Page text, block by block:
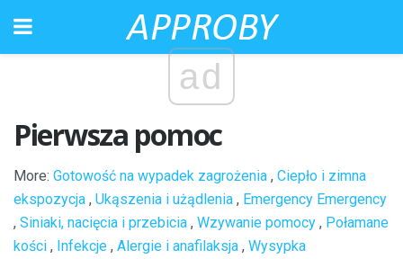
ad
Pierwsza pomoc
More: Gotowość na wypadek zagrożenia , Ciepło i zimna
ekspozycja , Ukąszenia i użądlenia , Emergency Emergency
, Siniaki, nacięcia i przebicia , Wzywanie pomocy , Połamane
kości , Infekcje , Alergie i anafilaksja , Wysypka